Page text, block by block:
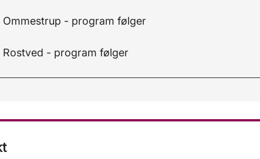
Ommestrup - program følger
Rostved - program følger